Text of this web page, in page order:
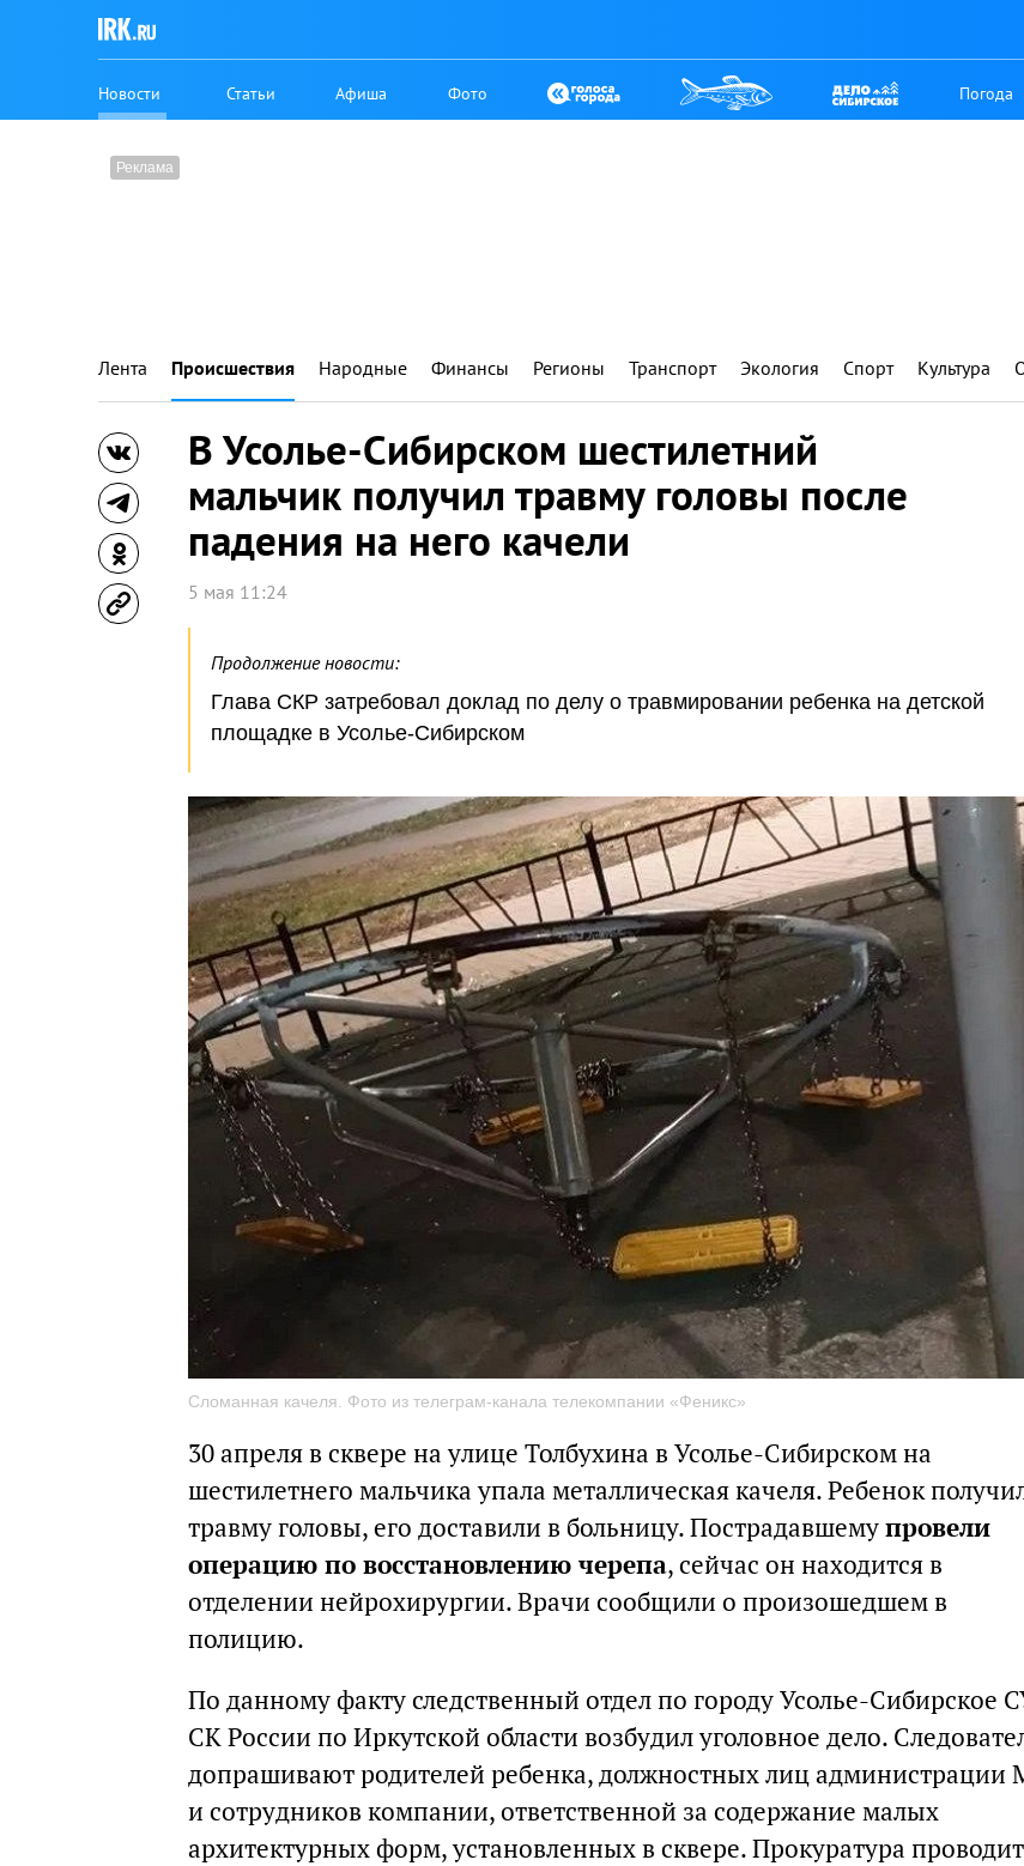
Новости Статьи Афиша Фото Погода
Лента Происшествия Народные Финансы Регионы Транспорт Экология Спорт Культура
В Усолье-Сибирском шестилетний
мальчик получил травму головы после
падения на него качели
5 мая 11:24
Продолжение новости:
Глава СКР затребовал доклад по делу о травмировании ребенка на детской
площадке в Усолье-Сибирском
Сломанная качеля. Фото из телеграм-канала телекомпании «Феникс»
30 апреля в сквере на улице Толбухина в Усолье-Сибирском на
шестилетнего мальчика упала металлическая качеля. Ребенок
травму головы, его доставили в больницу. Пострадавшемупровели
операцию по восстановлению черепа, сейчас он находится в
отделении нейрохирургии. Врачи сообщили о произошедшем в
полицию.
По данному факту следственный отдел по городу Усолье-Сибирское
СК России по Иркутской области возбудил уголовное дело.
допрашивают родителей ребенка, должностных лиц администрации
и сотрудников компании, ответственной за содержание малых
архитектурных форм, установленных в сквере. Прокуратура проводит